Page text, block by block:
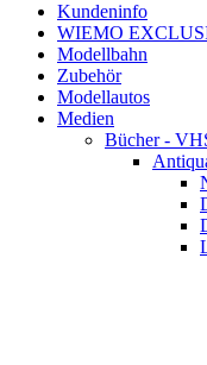
Kundeninfo
WIEMO
Modellbahn
Zubehör
Modellautos
Medien
Bücher -